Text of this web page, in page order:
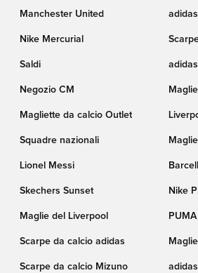
Manchester United
Nike Mercurial
Saldi
Negozio CM
Magliette da calcio Outlet
Squadre nazionali
Lionel Messi
Skechers Sunset Nike
Maglie del Liverpool
Scarpe da calcio adidas
Scarpe da calcio Mizuno